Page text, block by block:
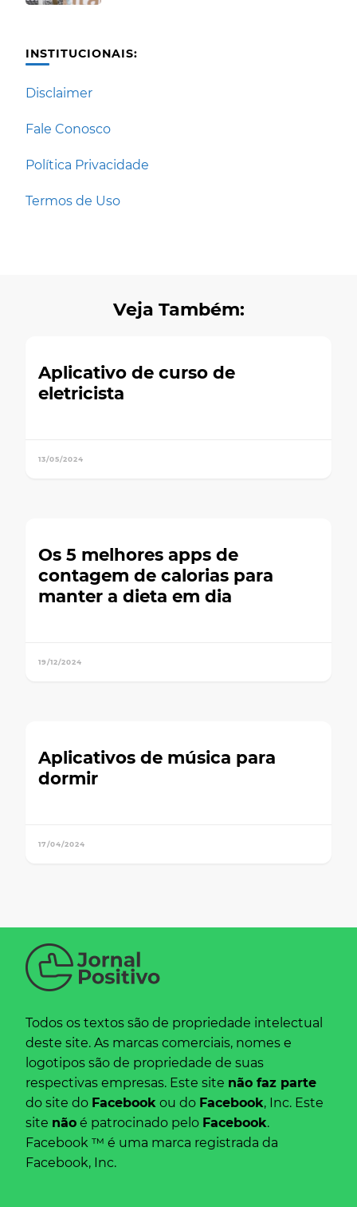
INSTITUCIONAIS:
Disclaimer
Fale Conosco
Política Privacidade
Termos de Uso
Veja Também:
Aplicativo de curso de
eletricista
13/05/2024
Os 5 melhores apps de
contagem de calorias para
manter a dieta em dia
19/12/2024
Aplicativos de música para
dormir
17/04/2024
Todos os textos são de propriedade intelectual
deste site. As marcas comerciais, nomes e
logotipos são de propriedade de suas
respectivas empresas. Este site não faz parte
do site do Facebook ou do Facebook, Inc. Este
site não é patrocinado pelo Facebook.
Facebook ™ é uma marca registrada da
Facebook, Inc.